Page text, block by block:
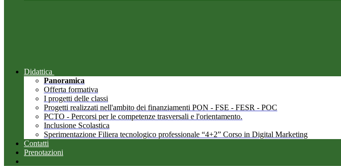
Didattica
Panoramica
Offerta formativa
I progetti delle classi
Progetti realizzati nell'ambito dei finanziamenti PON - FSE - FESR - POC
PCTO - Percorsi per le competenze trasversali e l'orientamento.
Inclusione Scolastica
Sperimentazione Filiera tecnologico professionale “4+2” Corso in Digital Marketing
Contatti
Prenotazioni